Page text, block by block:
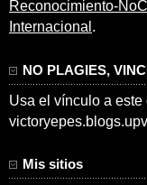
Reconocimiento-
Internacional .
NO PLAGIES,
Usa el vínculo a
Mis sitios